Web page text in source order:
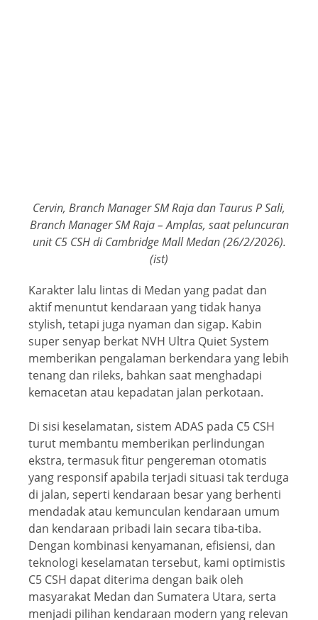
Cervin, Branch Manager SM Raja dan Taurus P Sali,
Branch Manager SM Raja – Amplas, saat peluncuran
unit C5 CSH di Cambridge Mall Medan (26/2/2026).
(ist)
Karakter lalu lintas di Medan yang padat dan
aktif menuntut kendaraan yang tidak hanya
stylish, tetapi juga nyaman dan sigap. Kabin
super senyap berkat NVH Ultra Quiet System
memberikan pengalaman berkendara yang lebih
tenang dan rileks, bahkan saat menghadapi
kemacetan atau kepadatan jalan perkotaan.
Di sisi keselamatan, sistem ADAS pada C5 CSH
turut membantu memberikan perlindungan
ekstra, termasuk fitur pengereman otomatis
yang responsif apabila terjadi situasi tak terduga
di jalan, seperti kendaraan besar yang berhenti
mendadak atau kemunculan kendaraan umum
dan kendaraan pribadi lain secara tiba-tiba.
Dengan kombinasi kenyamanan, efisiensi, dan
teknologi keselamatan tersebut, kami optimistis
C5 CSH dapat diterima dengan baik oleh
masyarakat Medan dan Sumatera Utara, serta
menjadi pilihan kendaraan modern yang relevan